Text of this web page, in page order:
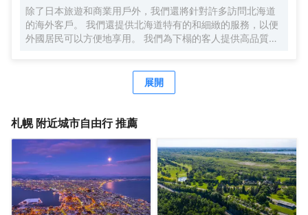
除了日本旅遊和商業用戶外，我們還將針對許多訪問北海道
的海外客戶。 我們還提供北海道特有的和細緻的服務，以便
外國居民可以方便地享用。 我們為下榻的客人提供高品質的
道，如日本紙，障子紙，樹木等。 我們的目標是成為一個易
於為家人和朋友等使用的酒店，我們將準備許多客房，您可
房間有梳粧枱，浴室和廁所，彼此獨立，我們將為適合各種
們將在二樓安排帶桑拿浴室的公共浴室。 您可以為商務青年
客人以及海外客戶提供舒適的放鬆。 此外，18歲以下的顧客
在同一房間與父母和祖父母共用時可免費。客人可以脱鞋放
鬆身心，這樣您就可以與小孩一起進行家庭旅行，放鬆身
心。
展開
札幌附近城市自由行 推薦